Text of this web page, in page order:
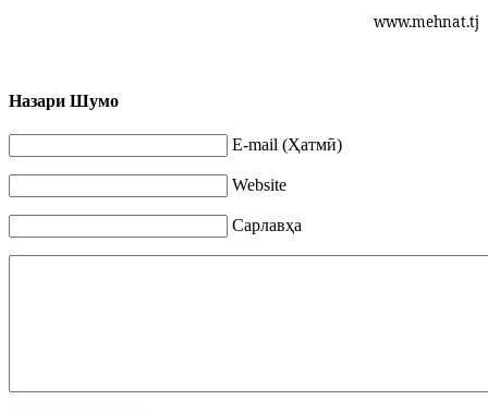
www.mehnat.tj
Назари Шумо
E-mail (Ҳатмӣ)
Website
Сарлавҳа